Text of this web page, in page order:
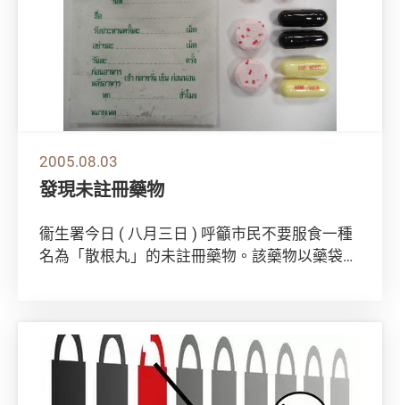
2005.08.03
發現未註冊藥物
衞生署今日 ( 八月三日 ) 呼籲市民不要服食一種
名為「散根丸」的未註冊藥物。該藥物以藥袋盛